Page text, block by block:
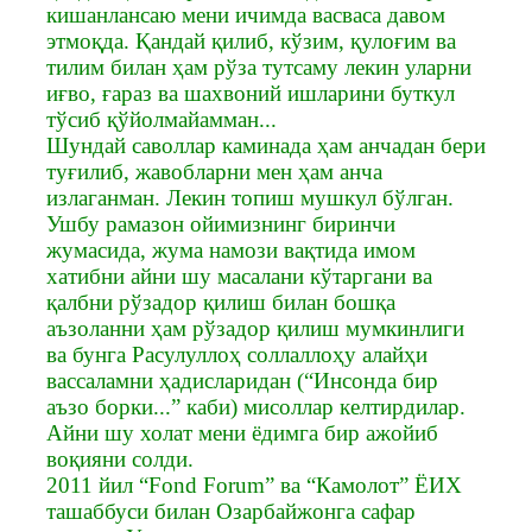
кишанлансаю мени ичимда васваса давом
этмоқда. Қандай қилиб, кўзим, қулоғим ва
тилим билан ҳам рўза тутсаму лекин уларни
иғво, ғараз ва шахвоний ишларини буткул
тўсиб қўйолмайамман...
Шундай саволлар каминада ҳам анчадан бери
туғилиб, жавобларни мен ҳам анча
излаганман. Лекин топиш мушкул бўлган.
Ушбу рамазон ойимизнинг биринчи
жумасида, жума намози вақтида имом
хатибни айни шу масалани кўтаргани ва
қалбни рўзадор қилиш билан бошқа
аъзоланни ҳам рўзадор қилиш мумкинлиги
ва бунга Расулуллоҳ соллаллоҳу алайҳи
вассаламни ҳадисларидан (“Инсонда бир
аъзо борки...” каби) мисоллар келтирдилар.
Айни шу холат мени ёдимга бир ажойиб
воқияни солди.
2011 йил “Fond Forum” ва “Камолот” ЁИХ
ташаббуси билан Озарбайжонга сафар